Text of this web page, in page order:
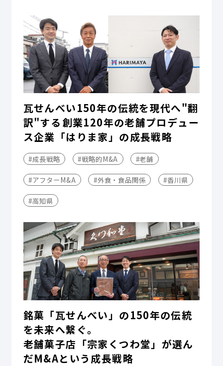
瓦せんべい150年の伝統を現代へ"翻
訳"する――創業120年の老舗プロデュー
ス企業「はりま家」の成長戦略
#成長戦略 #戦略的M&A #老舗
#アフターM&A #外食・食品関係 #香川県
#高知県
銘菓「瓦せんべい」の150年の伝統
を未来へ繋ぐ。
老舗菓子店「宗家くつわ堂」が選ん
だM&Aという成長戦略